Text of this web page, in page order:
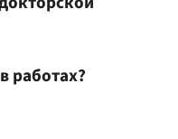
работах?